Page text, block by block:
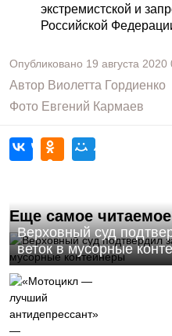
экстремистской и
Российской
Опубликовано 19 августа 2020
Автор Виолетта Гордиенко
Фото Евгений Кармаев
Еще самое читаемое
Верховный суд
веток в мусорные